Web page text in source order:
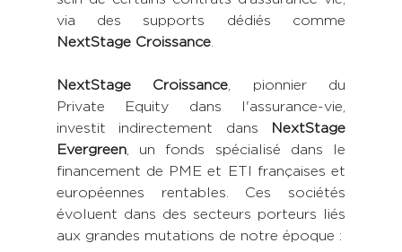
NextStage Croissance.
NextStage Croissance , pionnier du
Private Equity dans l'assurance-vie,
investit indirectement dans
NextStage
Evergreen, un fonds spécialisé dans le
financement de PME et ETI françaises et
européennes rentables. Ces sociétés
évoluent dans des secteurs porteurs liés
aux grandes mutations de notre époque :